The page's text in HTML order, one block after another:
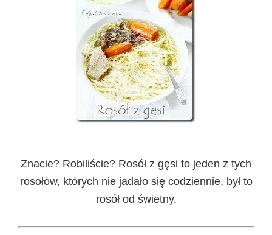
Znacie? Robiliście? Rosół z gęsi to jeden z tych
rosołów, których nie jadało się codziennie, był to
rosół od świetny.